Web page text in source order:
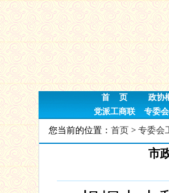
首 页 政协
党派工商联
专委
您当前的位置： 首页 > 专委会
市